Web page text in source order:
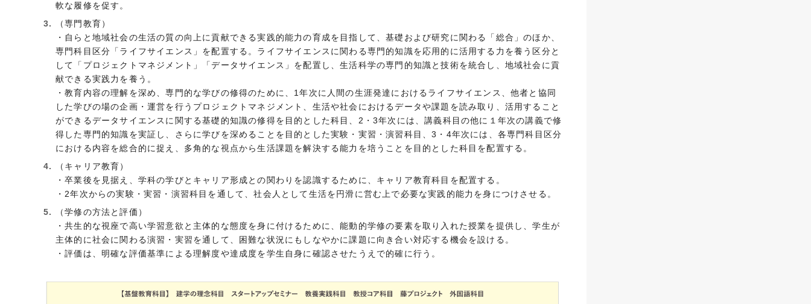
軟な履修を促す。
（専門教育）
・自らと地域社会の生活の質の向上に貢献できる実践的能力の育成を目指して、基礎および研究に関わる「総合」のほか、
専門科目区分「ライフサイエンス」を配置する。ライフサイエンスに関わる専門的知識を応用的に活用する力を養う区分と
して「プロジェクトマネジメント」「データサイエンス」を配置し、生活科学の専門的知識と技術を統合し、地域社会に貢
献できる実践力を養う。
・教育内容の理解を深め、専門的な学びの修得のために、1年次に人間の生涯発達におけるライフサイエンス、他者と協同
した学びの場の企画・運営を行うプロジェクトマネジメント、生活や社会におけるデータや課題を読み取り、活用すること
ができるデータサイエンスに関する基礎的知識の修得を目的とした科目、2・3年次には、講義科目の他に１年次の講義で修
得した専門的知識を実証し、さらに学びを深めることを目的とした実験・実習・演習科目、3・4年次には、各専門科目区分
における内容を総合的に捉え、多角的な視点から生活課題を解決する能力を培うことを目的とした科目を配置する。
（キャリア教育）
・卒業後を見据え、学科の学びとキャリア形成との関わりを認識するために、キャリア教育科目を配置する。
・2年次からの実験・実習・演習科目を通して、社会人として生活を円滑に営む上で必要な実践的能力を身につけさせる。
（学修の方法と評価）
・共生的な視座で高い学習意欲と主体的な態度を身に付けるために、能動的学修の要素を取り入れた授業を提供し、学生が
主体的に社会に関わる演習・実習を通して、困難な状況にもしなやかに課題に向き合い対応する機会を設ける。
・評価は、明確な評価基準による理解度や達成度を学生自身に確認させたうえで的確に行う。